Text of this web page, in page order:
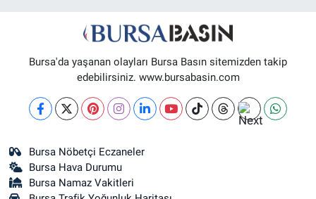
Bursa'da yaşanan olayları Bursa Basın sitemizden takip
edebilirsiniz. www.bursabasin.com
Bursa Nöbetçi Eczaneler
Bursa Hava Durumu
Bursa Namaz Vakitleri